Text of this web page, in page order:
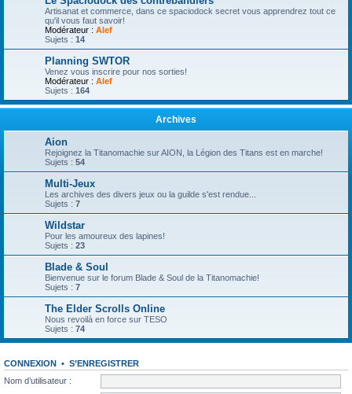
Artisanat et commerce, dans ce spaciodock secret vous apprendrez tout ce
qu'il vous faut savoir!
Modérateur : Alef
Sujets : 14
Planning SWTOR
Venez vous inscrire pour nos sorties!
Modérateur : Alef
Sujets : 164
Archives
Aion
Rejoignez la Titanomachie sur AION, la Légion des Titans est en marche!
Sujets : 54
Multi-Jeux
Les archives des divers jeux ou la guilde s'est rendue...
Sujets : 7
Wildstar
Pour les amoureux des lapines!
Sujets : 23
Blade & Soul
Bienvenue sur le forum Blade & Soul de la Titanomachie!
Sujets : 7
The Elder Scrolls Online
Nous revoilà en force sur TESO
Sujets : 74
CONNEXION • S’ENREGISTRER
Nom d’utilisateur :